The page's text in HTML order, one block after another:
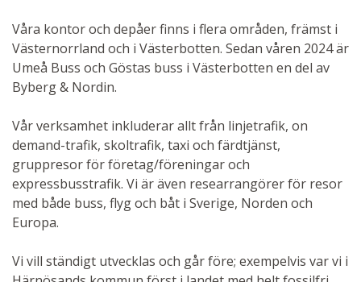
Våra kontor och depåer finns i flera områden, främst i
Västernorrland och i Västerbotten. Sedan våren 2024 är
Umeå Buss och Göstas buss i Västerbotten en del av
Byberg & Nordin.
Vår verksamhet inkluderar allt från linjetrafik, on
demand-trafik, skoltrafik, taxi och färdtjänst,
gruppresor för företag/föreningar och
expressbusstrafik. Vi är även researrangörer för resor
med både buss, flyg och båt i Sverige, Norden och
Europa.
Vi vill ständigt utvecklas och går före; exempelvis var vi i